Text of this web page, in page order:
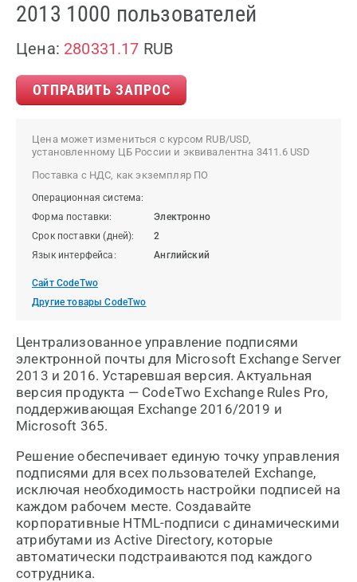
2013 1000 пользователей
Цена: 280331.17 RUB
ОТПРАВИТЬ ЗАПРОС
Цена может измениться с курсом RUB/USD,
установленному ЦБ России и эквивалентна 3411.6 USD
Поставка с НДС, как экземпляр ПО
Операционная система:
Форма поставки:
Электронно
Срок поставки (дней):
2
Язык интерфейса:
Английский
Сайт CodeTwo
Другие товары CodeTwo
Централизованное управление подписями
электронной почты для Microsoft Exchange Server
2013 и 2016. Устаревшая версия. Актуальная
версия продукта — CodeTwo Exchange Rules Pro,
поддерживающая Exchange 2016/2019 и
Microsoft 365.
Решение обеспечивает единую точку управления
подписями для всех пользователей Exchange,
исключая необходимость настройки подписей на
каждом рабочем месте. Создавайте
корпоративные HTML-подписи с динамическими
атрибутами из Active Directory, которые
автоматически подстраиваются под каждого
сотрудника.